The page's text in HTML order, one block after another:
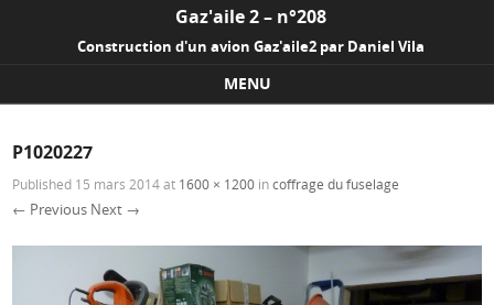
Gaz'aile 2 – n°208
Construction d'un avion Gaz'aile2 par Daniel Vila
MENU
P1020227
Published 15 mars 2014at 1600 × 1200 incoffrage du fuselage
← Previous Next →